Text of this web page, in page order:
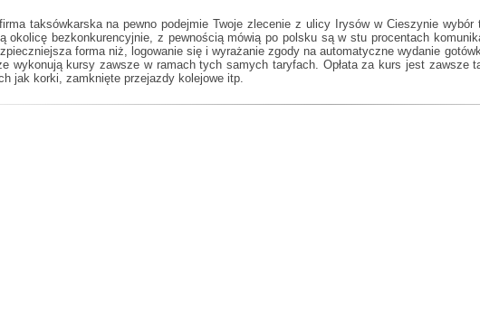
taksówkarska na pewno podejmie Twoje zlecenie z ulicy Irysów w Cieszynie
okolicę bezkonkurencyjnie, z pewnością mówią po polsku są w stu procentach
forma niż, logowanie się i wyrażanie zgody na automatyczne wydanie
wykonują kursy zawsze w ramach tych samych taryfach. Opłata za kurs jest
jak korki, zamknięte przejazdy kolejowe itp.